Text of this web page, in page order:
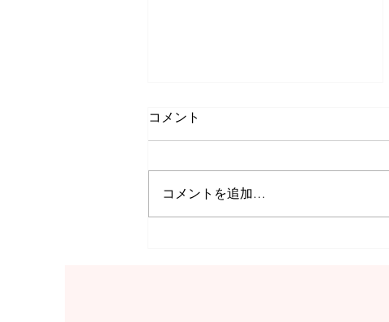
コメント
コメントを追加…